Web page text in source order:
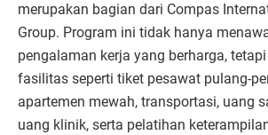
merupakan bagian dari Compas
Group. Program ini tidak hanya
pengalaman kerja yang berharga,
fasilitas seperti tiket pesawat pulang-
apartemen mewah, transportasi, uang
uang klinik, serta pelatihan